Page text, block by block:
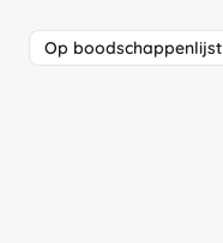
Op boodschappenlijst